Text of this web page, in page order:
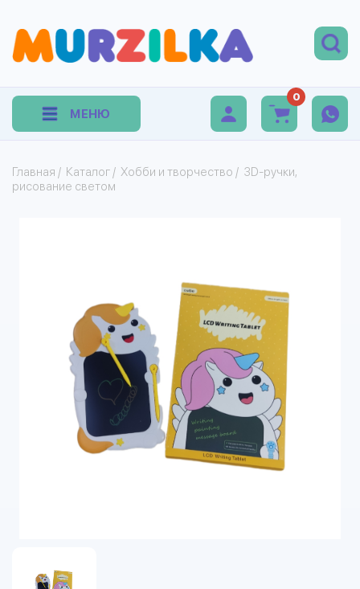
МЕНЮ
0
Главная / Каталог / Хобби и творчество / 3D-ручки,
рисование светом